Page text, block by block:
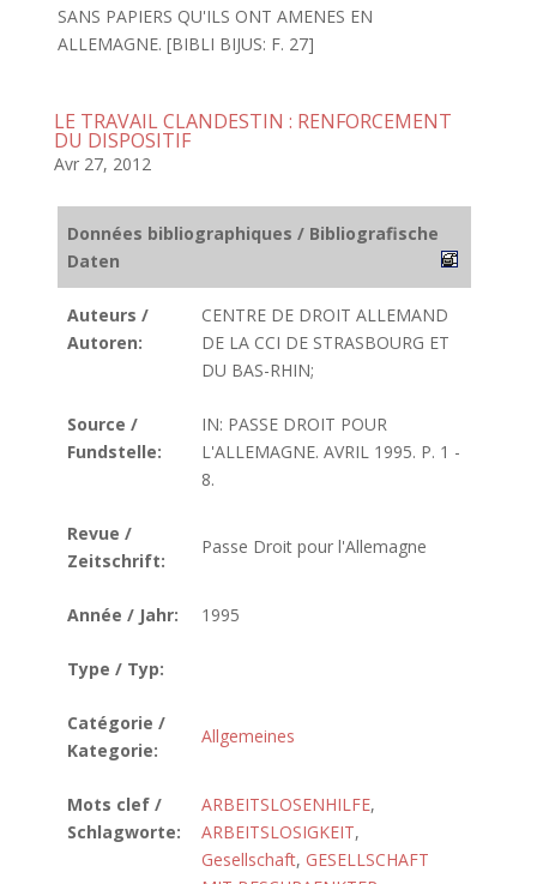
SANS PAPIERS QU'ILS ONT AMENES EN
ALLEMAGNE. [BIBLI BIJUS: F. 27]
LE TRAVAIL CLANDESTIN : RENFORCEMENT
DU DISPOSITIF
Avr 27, 2012
Données bibliographiques / Bibliografische
Daten
Auteurs /
Autoren:
CENTRE DE DROIT ALLEMAND
DE LA CCI DE STRASBOURG ET
DU BAS-RHIN;
Source /
Fundstelle:
IN: PASSE DROIT POUR
L'ALLEMAGNE. AVRIL 1995. P. 1 -
8.
Revue /
Zeitschrift:
Passe Droit pour l'Allemagne
Année / Jahr: 1995
Type / Typ:
Catégorie /
Kategorie:
Allgemeines
Mots clef /
Schlagworte:
ARBEITSLOSENHILFE,
ARBEITSLOSIGKEIT,
Gesellschaft, GESELLSCHAFT